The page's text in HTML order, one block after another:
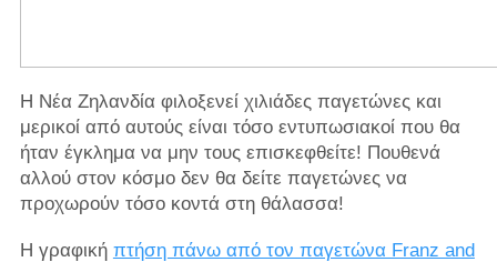
Η Νέα Ζηλανδία φιλοξενεί χιλιάδες παγετώνες και
μερικοί από αυτούς είναι τόσο εντυπωσιακοί που θα
ήταν έγκλημα να μην τους επισκεφθείτε! Πουθενά
αλλού στον κόσμο δεν θα δείτε παγετώνες να
προχωρούν τόσο κοντά στη θάλασσα!
Η γραφική πτήση πάνω από τον παγετώνα Franz and